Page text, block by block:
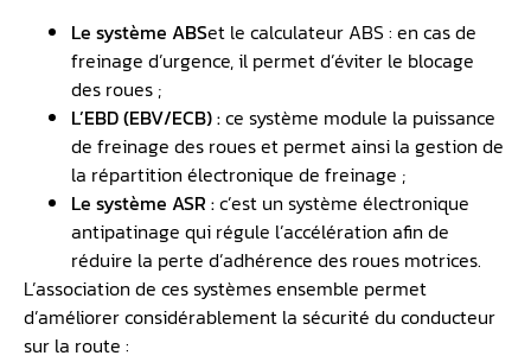
Le système ABSet le calculateur ABS : en cas de
freinage d’urgence, il permet d’éviter le blocage
des roues ;
L’EBD (EBV/ECB) :ce système module la puissance
de freinage des roues et permet ainsi la gestion de
la répartition électronique de freinage ;
Le système ASR :c’est un système électronique
antipatinage qui régule l’accélération afin de
réduire la perte d’adhérence des roues motrices.
L’association de ces systèmes ensemble permet
d’améliorer considérablement la sécurité du conducteur
sur la route :